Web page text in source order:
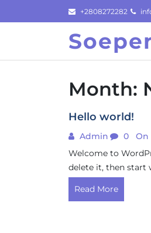
to
+2808272282
Month:
Hello world!
Admin 0
On
Welcome to
delete it, then start
Read More